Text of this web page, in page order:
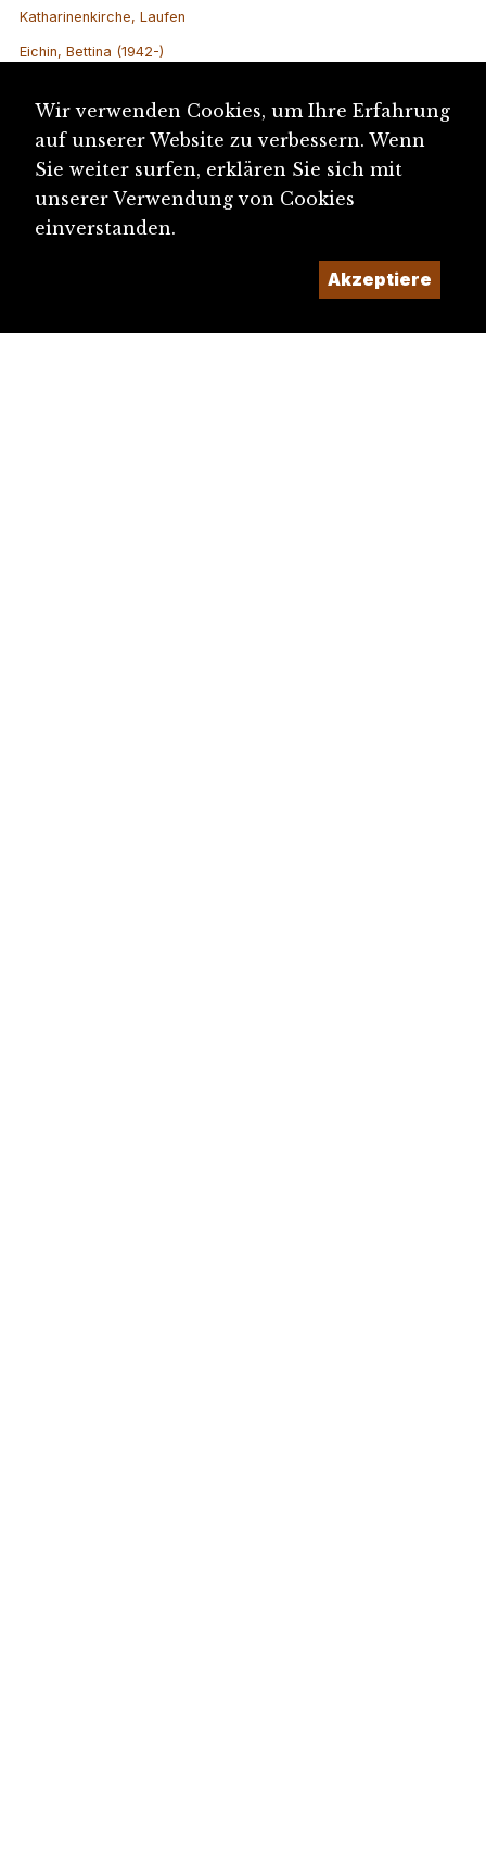
Katharinenkirche, Laufen
Eichin, Bettina (1942-)
Vertrag von Aarberg (9. Juli 1711)
Wir verwenden Cookies, um Ihre Erfahrung
auf unserer Website zu verbessern. Wenn
Sie weiter surfen, erklären Sie sich mit
unserer Verwendung von Cookies
einverstanden.
Akzeptiere